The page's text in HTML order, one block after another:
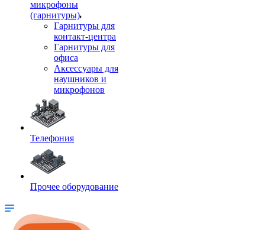
микрофоны
(гарнитуры)
Гарнитуры для
контакт-центра
Гарнитуры для
офиса
Аксессуары для
наушников и
микрофонов
Телефония
Прочее оборудование